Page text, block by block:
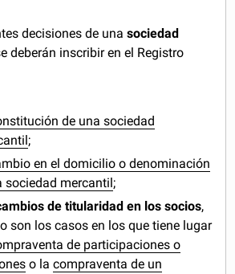
decisiones de unasociedad
deberán inscribir en el Registro
de una sociedad
;
en el domicilio o denominación
sociedad mercantil;
de titularidad en los socios,
son los casos en los que tiene lugar
de participaciones o
o lacompraventa de un